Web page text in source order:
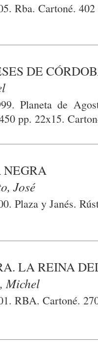
Rba. Cartoné.
DE
Planeta de
pp. 22x15.
José
Plaza y Janés.
LA REINA
Michel
RBA. Cartoné.